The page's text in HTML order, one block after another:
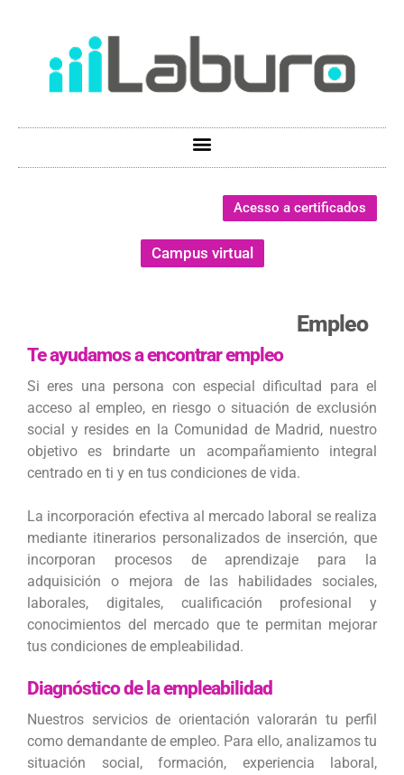
Acesso a certificados
Campus virtual
Empleo
Te ayudamos a encontrar empleo
Si eres una persona con especial dificultad para el
acceso al empleo, en riesgo o situación de exclusión
social y resides en la Comunidad de Madrid, nuestro
objetivo es brindarte un acompañamiento integral
centrado en ti y en tus condiciones de vida.
La incorporación efectiva al mercado laboral se realiza
mediante itinerarios personalizados de inserción, que
incorporan procesos de aprendizaje para la
adquisición o mejora de las habilidades sociales,
laborales, digitales, cualificación profesional y
conocimientos del mercado que te permitan mejorar
tus condiciones de empleabilidad.
Diagnóstico de la empleabilidad
Nuestros servicios de orientación valorarán tu perfil
como demandante de empleo. Para ello, analizamos tu
situación social, formación, experiencia laboral,